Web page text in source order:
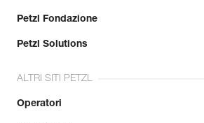
Petzl Fondazione
Petzl Solutions
ALTRI SITI PETZL
Operatori